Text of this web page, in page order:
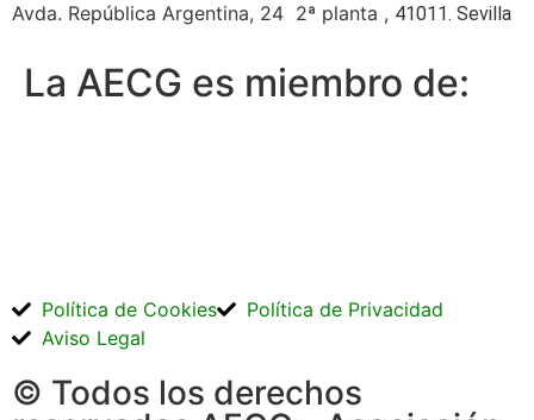
Avda. República Argentina, 24 2ª planta , 41011. Sevilla
La AECG es miembro de:
© Todos los derechos
Política de Cookies
Política de Privacidad
Aviso Legal